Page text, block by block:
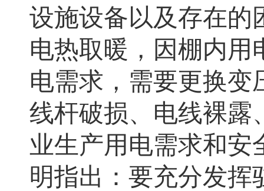
设施设备以及存在的
电热取暖，因棚内用
电需求，需要更换变
线杆破损、电线裸露
业生产用电需求和安
明指出：要充分发挥